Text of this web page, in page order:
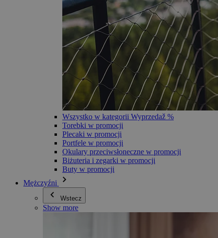
Wszystko w kategorii Wyprzedaž %
Torebki w promocji
Plecaki w promocji
Portfele w promocji
Okulary przeciwsłoneczne w promocji
Biżuteria i zegarki w promocji
Buty w promocji
Mężczyźni
Wstecz
Show more